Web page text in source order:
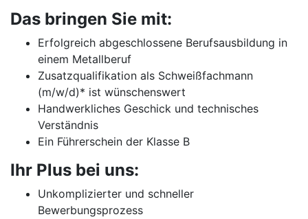
Das bringen Sie mit:
Erfolgreich abgeschlossene Berufsausbildung in
einem Metallberuf
Zusatzqualifikation als Schweißfachmann
(m/w/d)* ist wünschenswert
Handwerkliches Geschick und technisches
Verständnis
Ein Führerschein der Klasse B
Ihr Plus bei uns:
Unkomplizierter und schneller
Bewerbungsprozess